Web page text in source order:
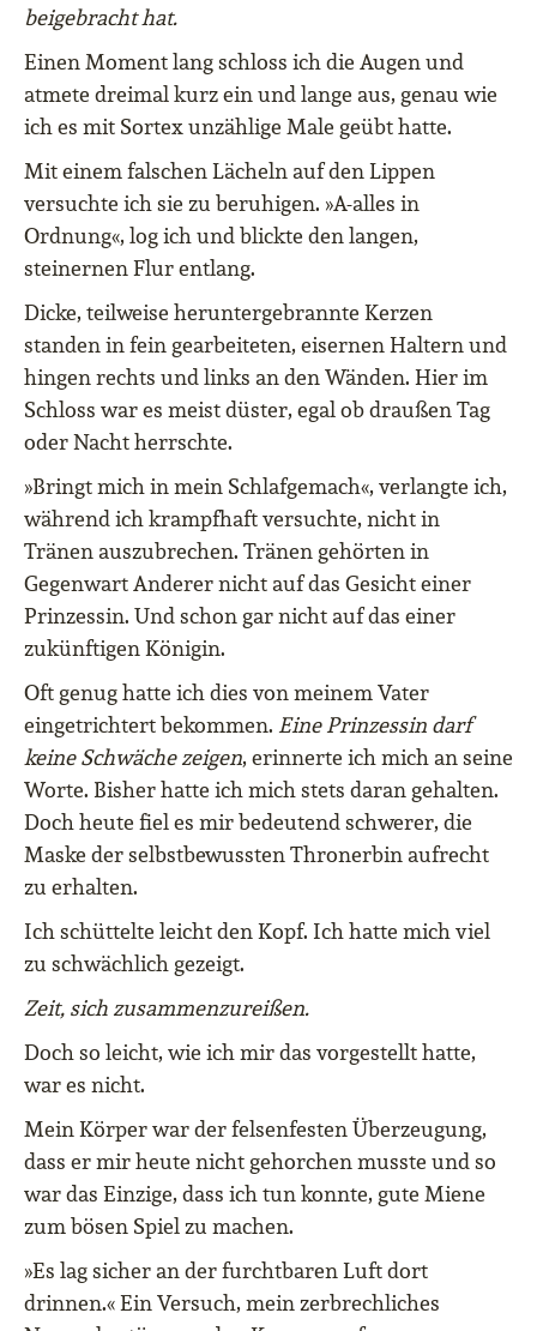
beigebracht hat.
Einen Moment lang schloss ich die Augen und
atmete dreimal kurz ein und lange aus, genau wie
ich es mit Sortex unzählige Male geübt hatte.
Mit einem falschen Lächeln auf den Lippen
versuchte ich sie zu beruhigen. »A-alles in
Ordnung«, log ich und blickte den langen,
steinernen Flur entlang.
Dicke, teilweise heruntergebrannte Kerzen
standen in fein gearbeiteten, eisernen Haltern und
hingen rechts und links an den Wänden. Hier im
Schloss war es meist düster, egal ob draußen Tag
oder Nacht herrschte.
»Bringt mich in mein Schlafgemach«, verlangte ich,
während ich krampfhaft versuchte, nicht in
Tränen auszubrechen. Tränen gehörten in
Gegenwart Anderer nicht auf das Gesicht einer
Prinzessin. Und schon gar nicht auf das einer
zukünftigen Königin.
Oft genug hatte ich dies von meinem Vater
eingetrichtert bekommen. Eine Prinzessin darf
keine Schwäche zeigen, erinnerte ich mich an seine
Worte. Bisher hatte ich mich stets daran gehalten.
Doch heute fiel es mir bedeutend schwerer, die
Maske der selbstbewussten Thronerbin aufrecht
zu erhalten.
Ich schüttelte leicht den Kopf. Ich hatte mich viel
zu schwächlich gezeigt.
Zeit, sich zusammenzureißen.
Doch so leicht, wie ich mir das vorgestellt hatte,
war es nicht.
Mein Körper war der felsenfesten Überzeugung,
dass er mir heute nicht gehorchen musste und so
war das Einzige, dass ich tun konnte, gute Miene
zum bösen Spiel zu machen.
»Es lag sicher an der furchtbaren Luft dort
drinnen.« Ein Versuch, mein zerbrechliches